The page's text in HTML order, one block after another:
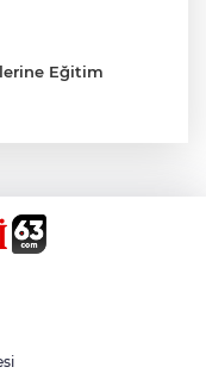
Eğitim
Dönemi
Karşılama